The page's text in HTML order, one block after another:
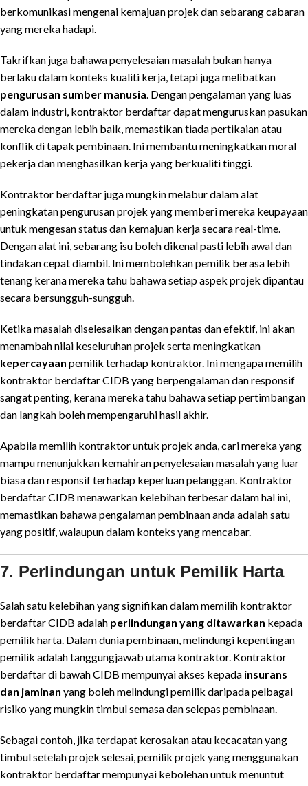
berkomunikasi mengenai kemajuan projek dan sebarang cabaran
yang mereka hadapi.
Takrifkan juga bahawa penyelesaian masalah bukan hanya
berlaku dalam konteks kualiti kerja, tetapi juga melibatkan
pengurusan sumber manusia . Dengan pengalaman yang luas
dalam industri, kontraktor berdaftar dapat menguruskan pasukan
mereka dengan lebih baik, memastikan tiada pertikaian atau
konflik di tapak pembinaan. Ini membantu meningkatkan moral
pekerja dan menghasilkan kerja yang berkualiti tinggi.
Kontraktor berdaftar juga mungkin melabur dalam alat
peningkatan pengurusan projek yang memberi mereka keupayaan
untuk mengesan status dan kemajuan kerja secara real-time.
Dengan alat ini, sebarang isu boleh dikenal pasti lebih awal dan
tindakan cepat diambil. Ini membolehkan pemilik berasa lebih
tenang kerana mereka tahu bahawa setiap aspek projek dipantau
secara bersungguh-sungguh.
Ketika masalah diselesaikan dengan pantas dan efektif, ini akan
menambah nilai keseluruhan projek serta meningkatkan
kepercayaan pemilik terhadap kontraktor. Ini mengapa memilih
kontraktor berdaftar CIDB yang berpengalaman dan responsif
sangat penting, kerana mereka tahu bahawa setiap pertimbangan
dan langkah boleh mempengaruhi hasil akhir.
Apabila memilih kontraktor untuk projek anda, cari mereka yang
mampu menunjukkan kemahiran penyelesaian masalah yang luar
biasa dan responsif terhadap keperluan pelanggan. Kontraktor
berdaftar CIDB menawarkan kelebihan terbesar dalam hal ini,
memastikan bahawa pengalaman pembinaan anda adalah satu
yang positif, walaupun dalam konteks yang mencabar.
7. Perlindungan untuk Pemilik Harta
Salah satu kelebihan yang signifikan dalam memilih kontraktor
berdaftar CIDB adalah perlindungan yang ditawarkan kepada
pemilik harta. Dalam dunia pembinaan, melindungi kepentingan
pemilik adalah tanggungjawab utama kontraktor. Kontraktor
berdaftar di bawah CIDB mempunyai akses kepada insurans
dan jaminan yang boleh melindungi pemilik daripada pelbagai
risiko yang mungkin timbul semasa dan selepas pembinaan.
Sebagai contoh, jika terdapat kerosakan atau kecacatan yang
timbul setelah projek selesai, pemilik projek yang menggunakan
kontraktor berdaftar mempunyai kebolehan untuk menuntut